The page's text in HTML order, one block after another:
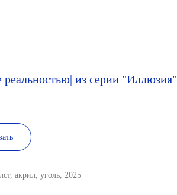
реальностью| из серии "Иллюзия"
акрил, уголь, 2025